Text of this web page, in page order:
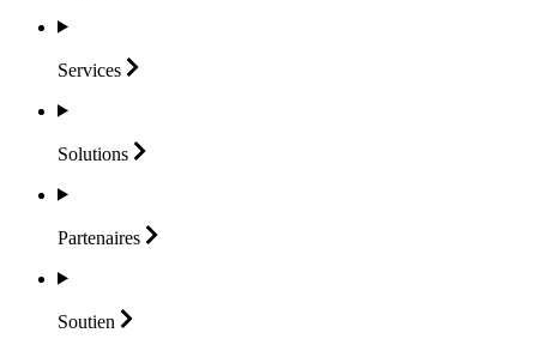
Services
Solutions
Partenaires
Soutien